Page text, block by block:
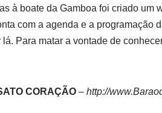
à boate da Gamboa foi criado um
com a agenda e a programação
Para matar a vontade de
CORAÇÃO– http://